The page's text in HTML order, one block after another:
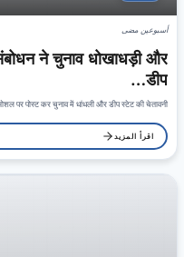
أسبوعين مضى
ने चुनाव धोखाधड़ी और
डीप…
पर पोस्ट कर चुनाव में धांधली और डीप स्टेट की चेतावनी…
اقرأ المزيد